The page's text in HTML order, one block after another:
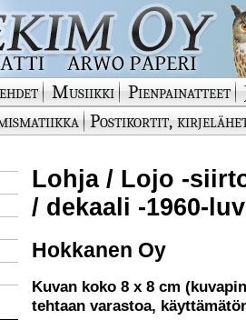
Musiikki Pienpainatteet
Postikortit,
Lohja / Lojo -
/ dekaali -1960-
Hokkanen Oy
Kuvan koko 8 x 8 cm
tehtaan varastoa,